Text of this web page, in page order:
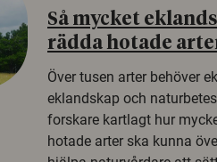
Så mycket
rädda hotade
Över tusen arter behöver
eklandskap och
forskare kartlagt hur
hotade arter ska kunna